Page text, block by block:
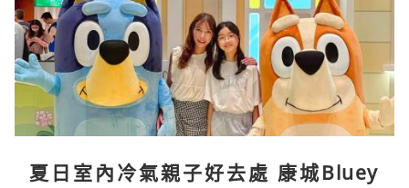
夏日室內冷氣親子好去處 康城Bluey